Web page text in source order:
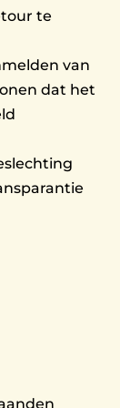
te
van
dat het